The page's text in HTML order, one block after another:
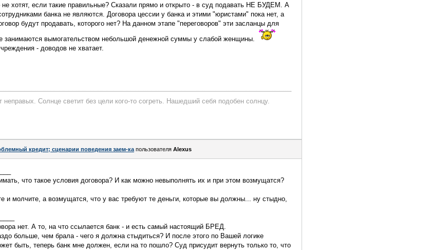
хотят, если такие правильные? Сказали прямо и открыто - в суд подавать НЕ БУДЕМ. А
банка не являются. Договора цессии у банка и этими "юристами" пока нет, а
будут продавать, которого нет? На данном этапе "переговоров" эти засланцы для
занимаются вымогательством небольшой денежной суммы у слабой женщины.
- доводов не хватает.
Солнце светит без цели кого-то согреть. Нашедший себя подобен солнцу.
кредит; сценарии поведения заем-ка пользователя Alexus
что такое условия договора? И как можно невыполнять их и при этом возмущатся?
и молчите, а возмущатся, что у вас требуют те деньги, которые вы должны... ну стыдно,
нет. А то, на что ссылается банк - и есть самый настоящий БРЕД.
больше, чем брала - чего я должна стыдиться? И после этого по Вашей логике
быть, теперь банк мне должен, если на то пошло? Суд присудит вернуть только то, что